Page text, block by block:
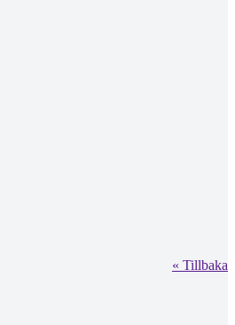
« Tillbaka